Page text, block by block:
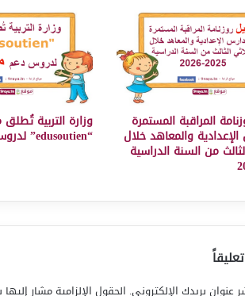
المراقبة المستمرة
والمعاهد خلال
من السنة الدراسية
وزارة التربية
“edusoutien” لدروس دعم مجانية
عنوان بريدك الإلكتروني. الحقول الإلزامية مشار إليها